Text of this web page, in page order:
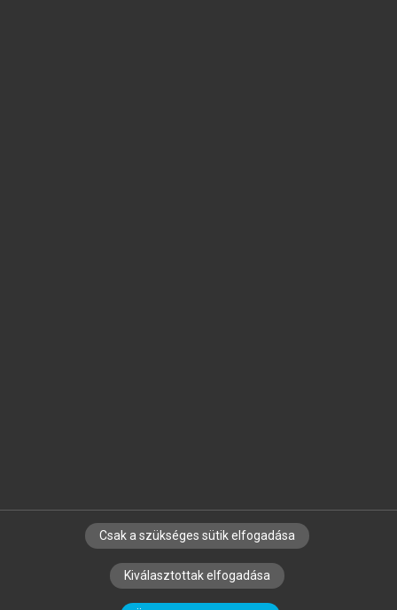
SZERZŐKNEK CÉGEKNEK KÖNYVTÁROSOKNAK
SZERKESZTÉSI ÉS LEKTORÁLÁSI ALAPELVEK
Csak a szükséges sütik elfogadása
Kiválasztottak elfogadása